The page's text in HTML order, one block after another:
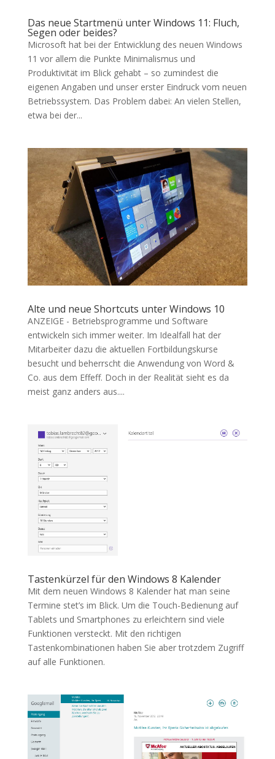
Das neue Startmenü unter Windows 11: Fluch,
Segen oder beides?
Microsoft hat bei der Entwicklung des neuen Windows
11 vor allem die Punkte Minimalismus und
Produktivität im Blick gehabt – so zumindest die
eigenen Angaben und unser erster Eindruck vom neuen
Betriebssystem. Das Problem dabei: An vielen Stellen,
etwa bei der...
Alte und neue Shortcuts unter Windows 10
ANZEIGE - Betriebsprogramme und Software
entwickeln sich immer weiter. Im Idealfall hat der
Mitarbeiter dazu die aktuellen Fortbildungskurse
besucht und beherrscht die Anwendung von Word &
Co. aus dem Effeff. Doch in der Realität sieht es da
meist ganz anders aus....
Tastenkürzel für den Windows 8 Kalender
Mit dem neuen Windows 8 Kalender hat man seine
Termine stet’s im Blick. Um die Touch-Bedienung auf
Tablets und Smartphones zu erleichtern sind viele
Funktionen versteckt. Mit den richtigen
Tastenkombinationen haben Sie aber trotzdem Zugriff
auf alle Funktionen.